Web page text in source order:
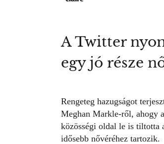
A Twitter
egy jó része
Rengeteg hazugságot
Meghan Markle-ről, ahogy
közösségi oldal le is
idősebb nővéréhez tartozik.